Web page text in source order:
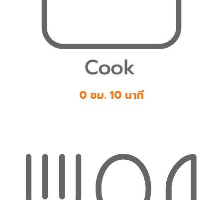
0 ชม. 10 นาที